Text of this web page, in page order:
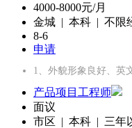
4000-8000元/月
金城 | 本科 | 不限
8-6
申请
1、外貌形象良好、英
产品项目工程师
面议
市区 | 本科 | 三年